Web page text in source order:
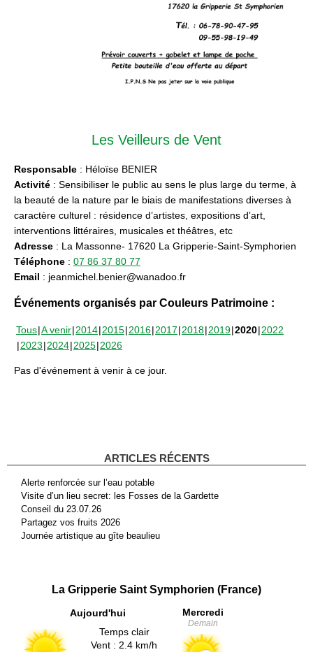
Les Veilleurs de Vent
Responsable : Héloïse BENIER
Activité : Sensibiliser le public au sens le plus large du terme, à
la beauté de la nature par le biais de manifestations diverses à
caractère culturel : résidence d’artistes, expositions d’art,
interventions littéraires, musicales et théâtres, etc
Adresse : La Massonne- 17620 La Gripperie-Saint-Symphorien
Téléphone : 07 86 37 80 77
Email : jeanmichel.benier@wanadoo.fr
Événements organisés par Couleurs Patrimoine :
Tous A venir 2014 2015 2016 2017 2018 2019 2020 2022
2023 2024 2025 2026
Pas d'événement à venir à ce jour.
ARTICLES RÉCENTS
Alerte renforcée sur l’eau potable
Visite d’un lieu secret: les Fosses de la Gardette
Conseil du 23.07.26
Partagez vos fruits 2026
Journée artistique au gîte beaulieu
La Gripperie Saint Symphorien (France)
Aujourd'hui
Temps clair
Vent : 2.4 km/h
Mercredi
Demain